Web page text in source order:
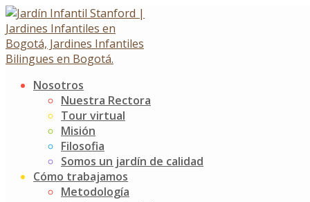
Skip
to
content
Nosotros
Nuestra Rectora
Tour virtual
Misión
Filosofia
Somos un jardín de calidad
Cómo trabajamos
Metodología
Visitando nuestro colegio
hermano
Visitando nuestro colegio hermano
14 marzo, 2025